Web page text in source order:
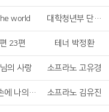
world 대학청년부 단기선교팀
23편 테너 박정환
의 사랑 소프라노 고유경
주의 손에 나의 손을 포개고 소프라노 김유진